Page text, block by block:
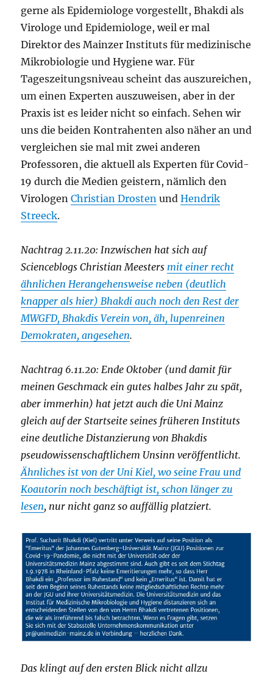
gerne als Epidemiologe vorgestellt, Bhakdi als
Virologe und Epidemiologe, weil er mal
Direktor des Mainzer Instituts für medizinische
Mikrobiologie und Hygiene war. Für
Tageszeitungsniveau scheint das auszureichen,
um einen Experten auszuweisen, aber in der
Praxis ist es leider nicht so einfach. Sehen wir
uns die beiden Kontrahenten also näher an und
vergleichen sie mal mit zwei anderen
Professoren, die aktuell als Experten für Covid-
19 durch die Medien geistern, nämlich den
VirologenChristian Drosten undHendrik
Streeck.
Nachtrag 2.11.20: Inzwischen hat sich auf
Scienceblogs Christian Meesters mit einer recht
ähnlichen Herangehensweise neben (deutlich
knapper als hier) Bhakdi auch noch den Rest der
MWGFD, Bhakdis Verein von, äh, lupenreinen
Demokraten, angesehen.
Nachtrag 6.11.20: Ende Oktober (und damit für
meinen Geschmack ein gutes halbes Jahr zu spät,
aber immerhin) hat jetzt auch die Uni Mainz
gleich auf der Startseite seines früheren Instituts
eine deutliche Distanzierung von Bhakdis
pseudowissenschaftlichem Unsinn veröffentlicht.
Ähnliches ist von der Uni Kiel, wo seine Frau und
Koautorin noch beschäftigt ist, schon länger zu
lesen, nur nicht ganz so auffällig platziert.
Das klingt auf den ersten Blick nicht allzu